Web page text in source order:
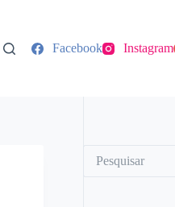
Facebook Instagram